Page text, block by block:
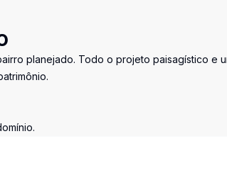
planejado. Todo o projeto paisagístico e